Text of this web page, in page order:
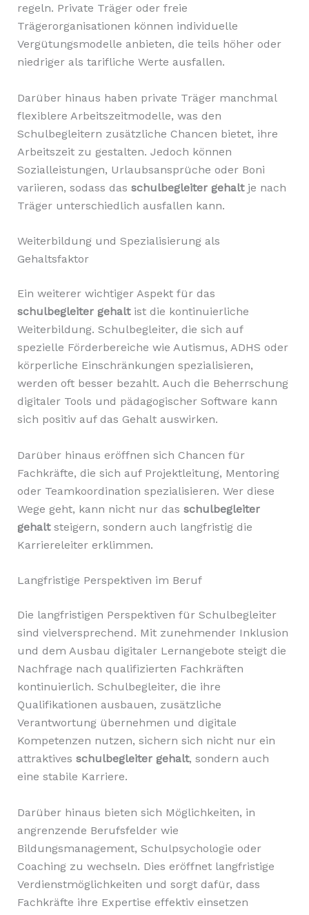
regeln. Private Träger oder freie
Trägerorganisationen können individuelle
Vergütungsmodelle anbieten, die teils höher oder
niedriger als tarifliche Werte ausfallen.
Darüber hinaus haben private Träger manchmal
flexiblere Arbeitszeitmodelle, was den
Schulbegleitern zusätzliche Chancen bietet, ihre
Arbeitszeit zu gestalten. Jedoch können
Sozialleistungen, Urlaubsansprüche oder Boni
variieren, sodass das schulbegleiter gehaltje nach
Träger unterschiedlich ausfallen kann.
Weiterbildung und Spezialisierung als
Gehaltsfaktor
Ein weiterer wichtiger Aspekt für das
schulbegleiter gehaltist die kontinuierliche
Weiterbildung. Schulbegleiter, die sich auf
spezielle Förderbereiche wie Autismus, ADHS oder
körperliche Einschränkungen spezialisieren,
werden oft besser bezahlt. Auch die Beherrschung
digitaler Tools und pädagogischer Software kann
sich positiv auf das Gehalt auswirken.
Darüber hinaus eröffnen sich Chancen für
Fachkräfte, die sich auf Projektleitung, Mentoring
oder Teamkoordination spezialisieren. Wer diese
Wege geht, kann nicht nur das schulbegleiter
gehaltsteigern, sondern auch langfristig die
Karriereleiter erklimmen.
Langfristige Perspektiven im Beruf
Die langfristigen Perspektiven für Schulbegleiter
sind vielversprechend. Mit zunehmender Inklusion
und dem Ausbau digitaler Lernangebote steigt die
Nachfrage nach qualifizierten Fachkräften
kontinuierlich. Schulbegleiter, die ihre
Qualifikationen ausbauen, zusätzliche
Verantwortung übernehmen und digitale
Kompetenzen nutzen, sichern sich nicht nur ein
attraktives schulbegleiter gehalt, sondern auch
eine stabile Karriere.
Darüber hinaus bieten sich Möglichkeiten, in
angrenzende Berufsfelder wie
Bildungsmanagement, Schulpsychologie oder
Coaching zu wechseln. Dies eröffnet langfristige
Verdienstmöglichkeiten und sorgt dafür, dass
Fachkräfte ihre Expertise effektiv einsetzen